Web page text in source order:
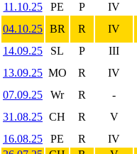
11.10.25
PE P IV
04.10.25 BR R IV
14.09.25
SL P III
13.09.25 MO R IV
07.09.25
Wr R -
31.08.25 CH R V
16.08.25
PE R IV